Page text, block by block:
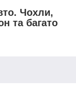
Чохли,
та багато